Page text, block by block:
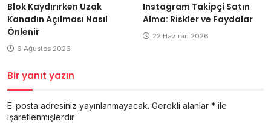
Blok Kaydırırken Uzak
Kanadın Açılması Nasıl
Önlenir
6 Ağustos 2026
Instagram Takipçi Satın
Alma: Riskler ve Faydalar
22 Haziran 2026
Bir yanıt yazın
E-posta adresiniz yayınlanmayacak. Gerekli alanlar * ile
işaretlenmişlerdir